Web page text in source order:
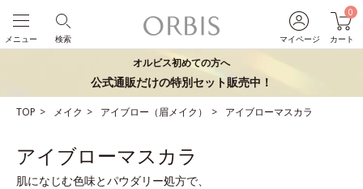
マイページ
0
カート
検索
メニュー
オルビス初めての方へ
公式通販だけの特別セット販売中！
TOP メイク アイブロー（眉メイク） アイブローマスカラ
アイブローマスカラ
肌になじむ色味とパウダリー処方で、